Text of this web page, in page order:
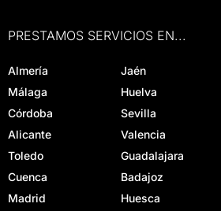
PRESTAMOS SERVICIOS EN...
Almería Jaén
Málaga
Huelva
Córdoba
Sevilla
Alicante
Valencia
Toledo
Guadalajara
Cuenca
Badajoz
Madrid
Huesca